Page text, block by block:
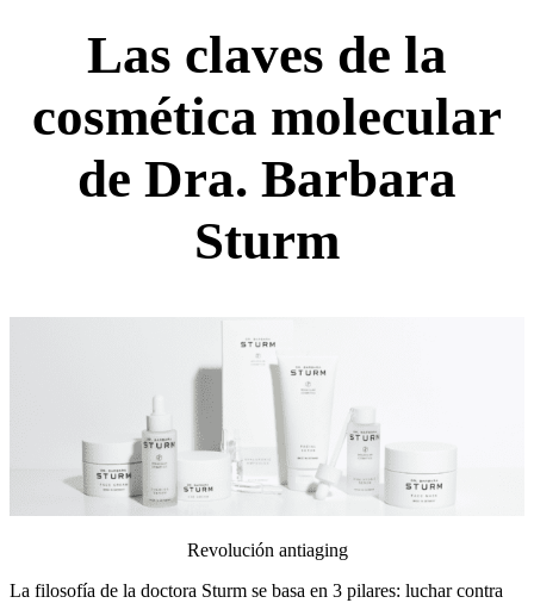
Las claves de la
cosmética molecular
de Dra. Barbara
Sturm
Revolución antiaging
La filosofía de la doctora Sturm se basa en 3 pilares: luchar contra